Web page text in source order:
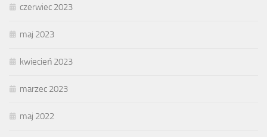
czerwiec 2023
maj 2023
kwiecień 2023
marzec 2023
maj 2022